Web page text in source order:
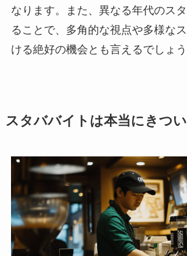
なります。また、異なる年代のス
ることで、多角的な視点や多様な
ける絶好の機会とも言えるでしょう
スタババイトは本当にきつ